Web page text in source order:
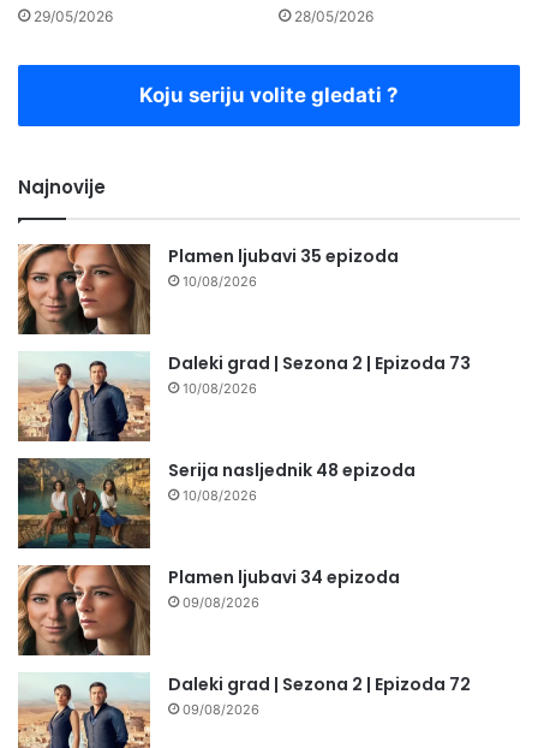
29/05/2026 28/05/2026
Koju seriju volite gledati ?
Najnovije
Plamen ljubavi 35 epizoda
10/08/2026
Daleki grad | Sezona 2 | Epizoda 73
10/08/2026
Serija nasljednik 48 epizoda
10/08/2026
Plamen ljubavi 34 epizoda
09/08/2026
Daleki grad | Sezona 2 | Epizoda 72
09/08/2026